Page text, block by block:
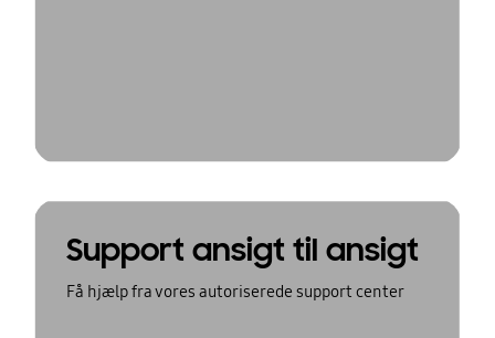
Support ansigt til ansigt
Få hjælp fra vores autoriserede support center